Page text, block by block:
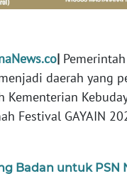
|
daerah yang
Kementerian
Festival GAYAIN
Badan untuk PSN